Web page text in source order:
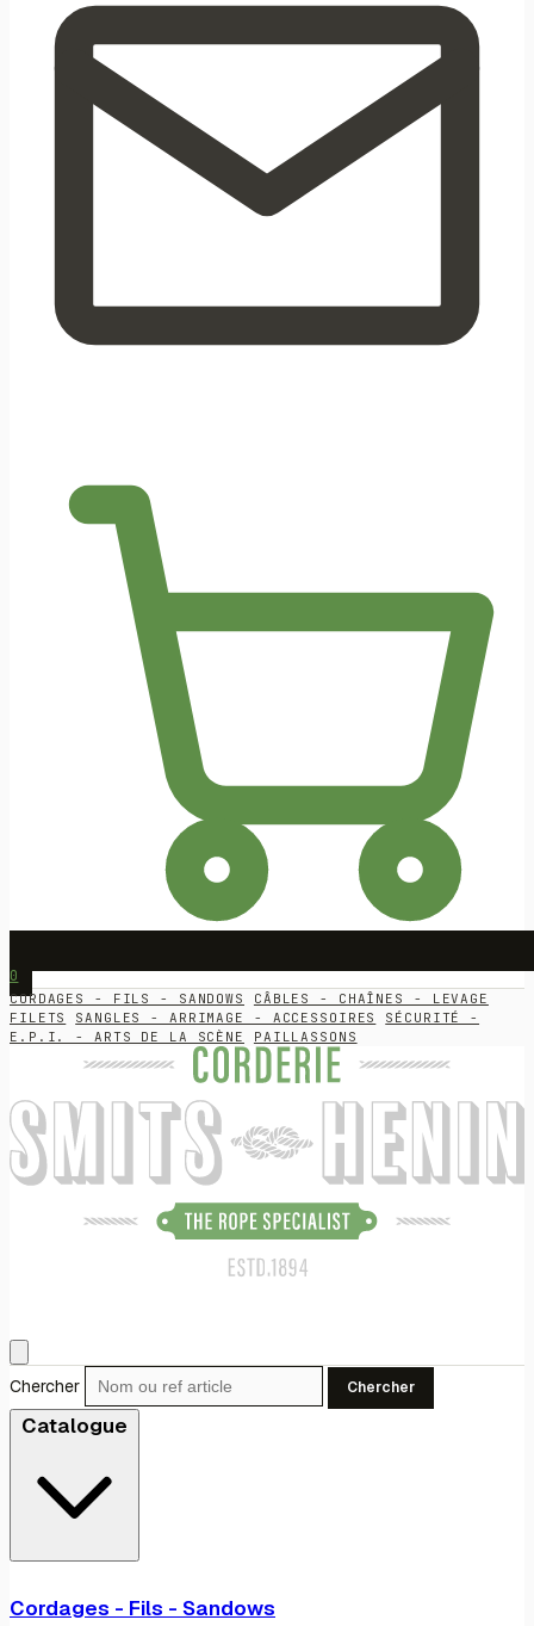
0
CORDAGES - FILS - SANDOWS
CÂBLES - CHAÎNES - LEVAGE
FILETS
SANGLES - ARRIMAGE - ACCESSOIRES
SÉCURITÉ -
E.P.I. - ARTS DE LA SCÈNE
PAILLASSONS
Chercher Chercher
Catalogue
Cordages - Fils - Sandows